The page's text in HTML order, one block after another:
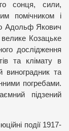
сонця, сили,
помічником і
Адольф Якович
Козацьке
дослідження
та клімату в
виноградник та
погребами.
підзений
події 1917-